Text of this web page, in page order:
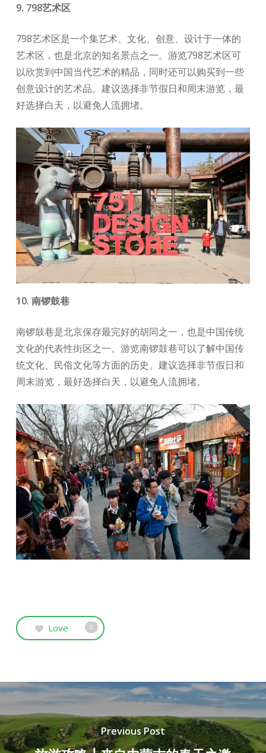
9. 798艺术区
798艺术区是一个集艺术、文化、创意、设计于一体的
艺术区，也是北京的知名景点之一。游览798艺术区可
以欣赏到中国当代艺术的精品，同时还可以购买到一些
创意设计的艺术品。建议选择非节假日和周末游览，最
好选择白天，以避免人流拥堵。
10. 南锣鼓巷
南锣鼓巷是北京保存最完好的胡同之一，也是中国传统
文化的代表性街区之一。游览南锣鼓巷可以了解中国传
统文化、民俗文化等方面的历史。建议选择非节假日和
周末游览，最好选择白天，以避免人流拥堵。
Love 0
Previous Post